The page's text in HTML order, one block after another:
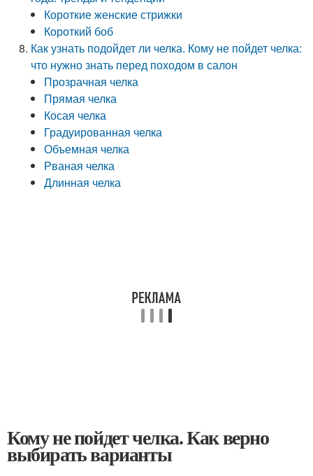
Короткие женские стрижки
Короткий боб
Как узнать подойдет ли челка. Кому не пойдет челка:
что нужно знать перед походом в салон
Прозрачная челка
Прямая челка
Косая челка
Градуированная челка
Объемная челка
Рваная челка
Длинная челка
Кому не пойдет челка. Как верно
выбирать варианты